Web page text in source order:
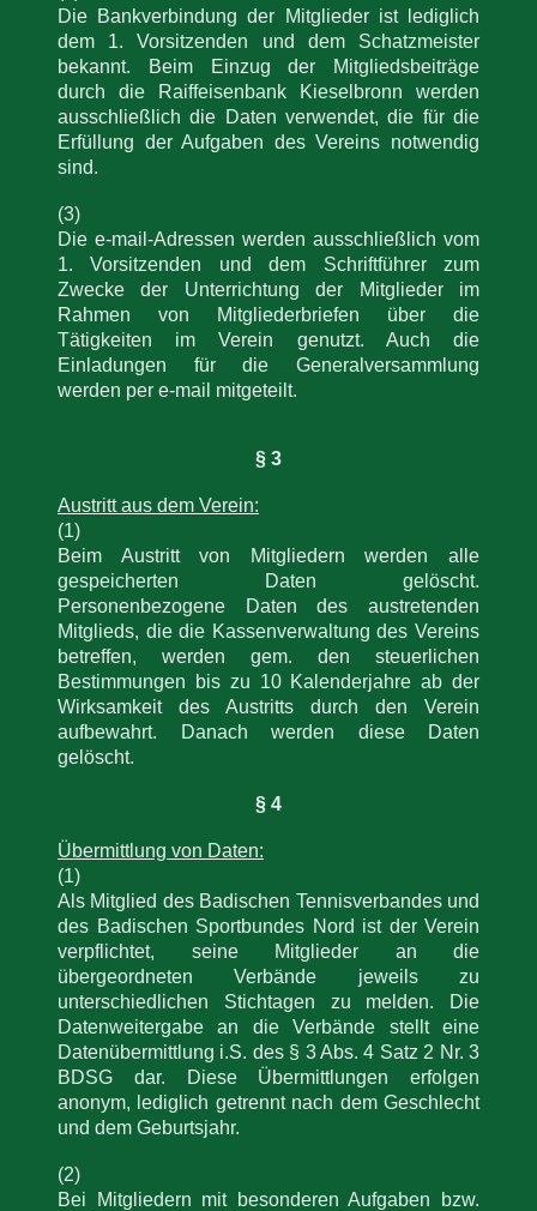
Die Bankverbindung der Mitglieder ist lediglich
dem 1. Vorsitzenden und dem Schatzmeister
bekannt. Beim Einzug der Mitgliedsbeiträge
durch die Raiffeisenbank Kieselbronn werden
ausschließlich die Daten verwendet, die für die
Erfüllung der Aufgaben des Vereins notwendig
sind.
(3)
Die e-mail-Adressen werden ausschließlich vom
1. Vorsitzenden und dem Schriftführer zum
Zwecke der Unterrichtung der Mitglieder im
Rahmen von Mitgliederbriefen über die
Tätigkeiten im Verein genutzt. Auch die
Einladungen für die Generalversammlung
werden per e-mail mitgeteilt.
§ 3
Austritt aus dem Verein:
(1)
Beim Austritt von Mitgliedern werden alle
gespeicherten Daten gelöscht.
Personenbezogene Daten des austretenden
Mitglieds, die die Kassenverwaltung des Vereins
betreffen, werden gem. den steuerlichen
Bestimmungen bis zu 10 Kalenderjahre ab der
Wirksamkeit des Austritts durch den Verein
aufbewahrt. Danach werden diese Daten
gelöscht.
§ 4
Übermittlung von Daten:
(1)
Als Mitglied des Badischen Tennisverbandes und
des Badischen Sportbundes Nord ist der Verein
verpflichtet, seine Mitglieder an die
übergeordneten Verbände jeweils zu
unterschiedlichen Stichtagen zu melden. Die
Datenweitergabe an die Verbände stellt eine
Datenübermittlung i.S. des § 3 Abs. 4 Satz 2 Nr. 3
BDSG dar. Diese Übermittlungen erfolgen
anonym, lediglich getrennt nach dem Geschlecht
und dem Geburtsjahr.
(2)
Bei Mitgliedern mit besonderen Aufgaben bzw.